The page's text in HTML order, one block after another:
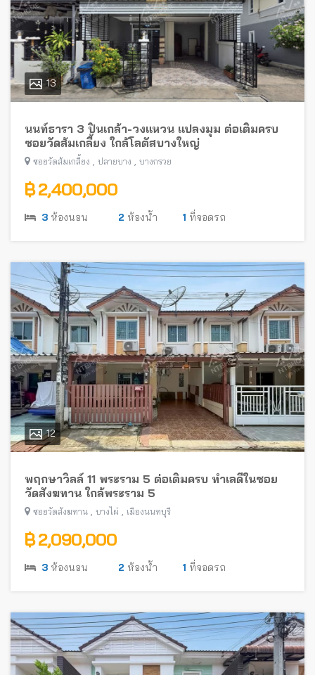
13
นนท์ธารา 3 ปิ่นเกล้า-วงแหวน แปลงมุม ต่อเติมครบ
ซอยวัดส้มเกลี้ยง ใกล้โลตัสบางใหญ่
ซอยวัดส้มเกลี้ยง , ปลายบาง , บางกรวย
฿ 2,400,000
3 ห้องนอน 2 ห้องน้ำ 1 ที่จอดรถ
12
พฤกษาวิลล์ 11 พระราม 5 ต่อเติมครบ ทำเลดีในซอย
วัดสังฆทาน ใกล้พระราม 5
ซอยวัดสังฆทาน , บางไผ่ , เมืองนนทบุรี
฿ 2,090,000
3 ห้องนอน 2 ห้องน้ำ 1 ที่จอดรถ